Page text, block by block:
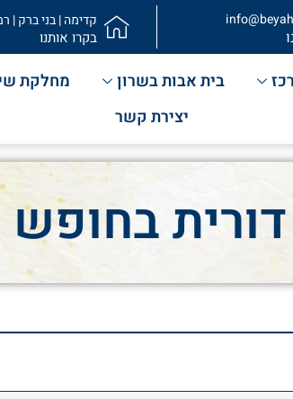
קדימה | בני ברק |
בקרו אותנו
בית אבות בשרון
מחלקת
יצירת קשר